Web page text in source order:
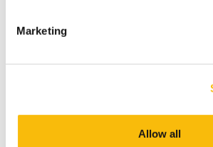
Marketing
Allow all